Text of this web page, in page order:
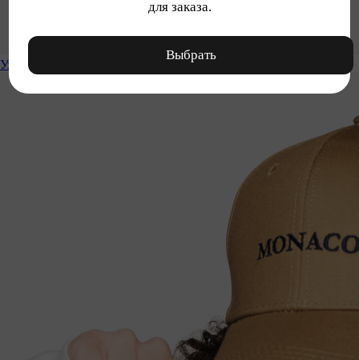
Уход
для заказа.
Выбрать